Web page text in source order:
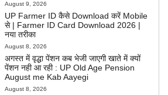
August 9, 2026
UP Farmer ID कैसे Download करें Mobile
से | Farmer ID Card Download 2026 |
नया तरीका
August 8, 2026
अगस्त में वृद्धा पेंशन कब भेजी जाएगी खाते में क्यों
पेंशन नही आ रही : UP Old Age Pension
August me Kab Aayegi
August 8, 2026